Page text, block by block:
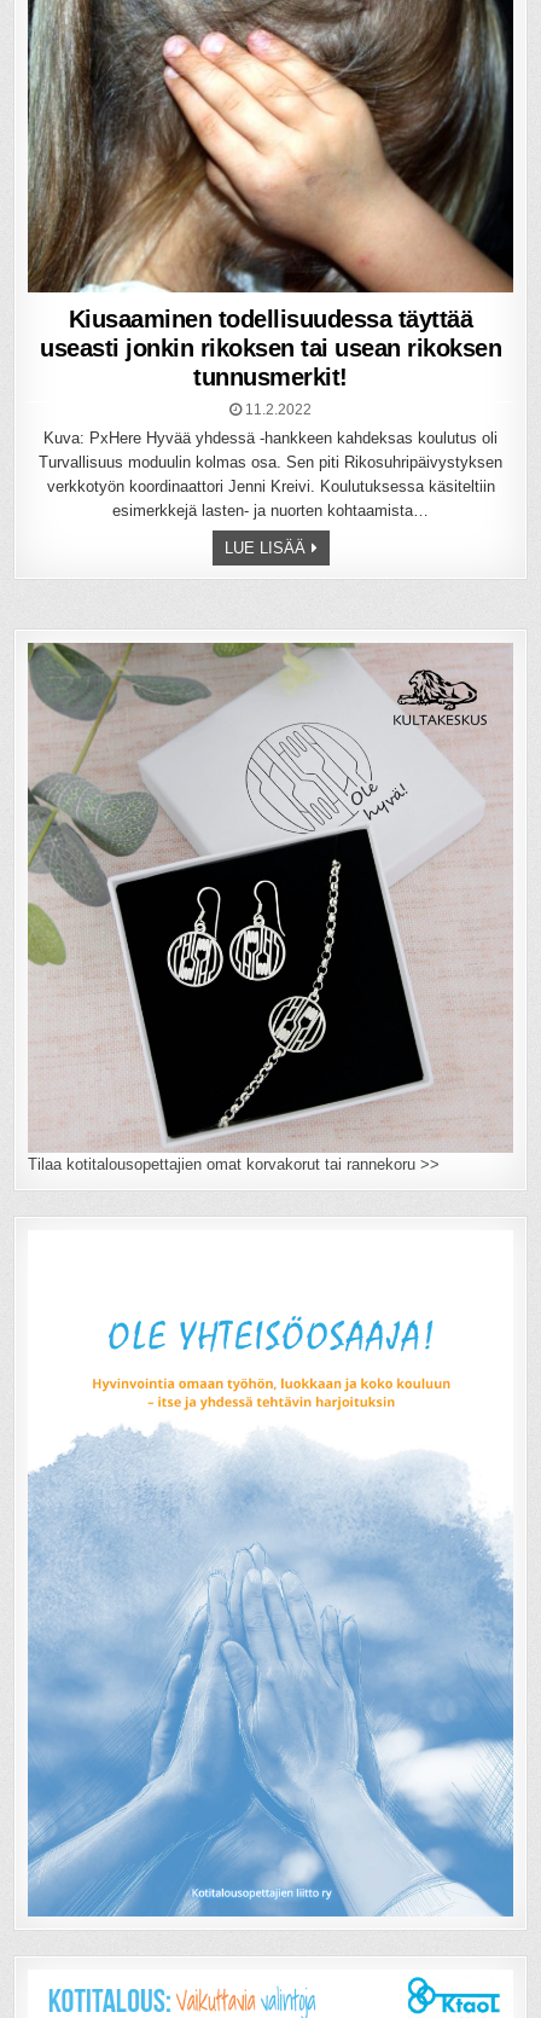
Kiusaaminen todellisuudessa täyttää
useasti jonkin rikoksen tai usean rikoksen
tunnusmerkit!
11.2.2022
Kuva: PxHere Hyvää yhdessä -hankkeen kahdeksas koulutus oli
Turvallisuus moduulin kolmas osa. Sen piti Rikosuhripäivystyksen
verkkotyön koordinaattori Jenni Kreivi. Koulutuksessa käsiteltiin
esimerkkejä lasten- ja nuorten kohtaamista…
LUE LISÄÄ
Tilaa kotitalousopettajien omat korvakorut tai rannekoru >>